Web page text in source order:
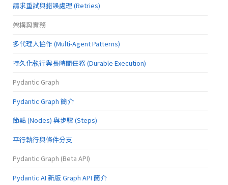
請求重試與錯誤處理 (Retries)
架構與實務
多代理人協作 (Multi-Agent Patterns)
持久化執行與長時間任務 (Durable Execution)
Pydantic Graph
Pydantic Graph 簡介
節點 (Nodes) 與步驟 (Steps)
平行執行與條件分支
Pydantic Graph (Beta API)
Pydantic AI 新版 Graph API 簡介